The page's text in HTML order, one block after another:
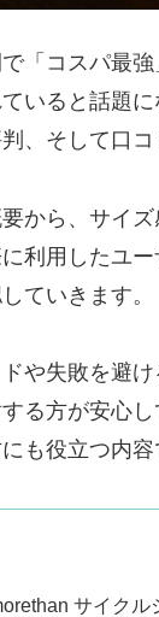
「コスパ最
いると話題
、そして口
から、サイ
利用したユ
ていきます。
や失敗を避
る方が安心
も役立つ内容
サイク